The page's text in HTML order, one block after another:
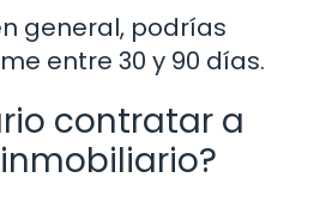
general, podrías
entre 30 y 90 días.
contratar a